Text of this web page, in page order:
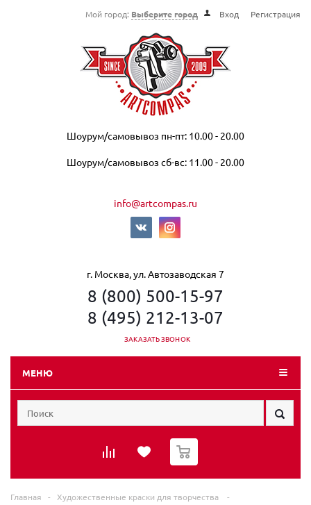
Мой город: Выберите город Вход Регистрация
Шоурум/самовывоз пн-пт: 10.00 - 20.00
Шоурум/самовывоз сб-вс: 11.00 - 20.00
info@artcompas.ru
г. Москва, ул. Автозаводская 7
8 (800) 500-15-97
8 (495) 212-13-07
ЗАКАЗАТЬ ЗВОНОК
МЕНЮ
0
Главная - Художественные краски для творчества
-